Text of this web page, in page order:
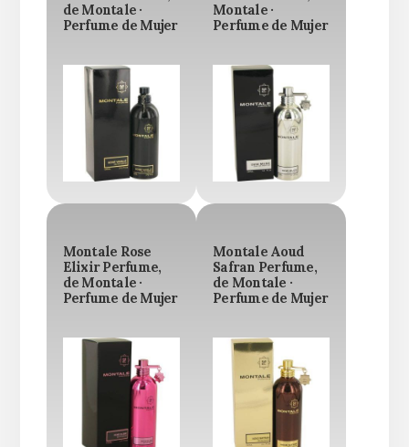
de Montale ·
Perfume de Mujer
Montale ·
Perfume de Mujer
Montale Rose
Elixir Perfume,
de Montale ·
Perfume de Mujer
Montale Aoud
Safran Perfume,
de Montale ·
Perfume de Mujer